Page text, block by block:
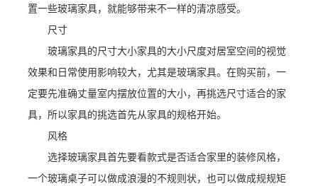
置一些玻璃家具，就能够带来不一样的清凉感受。
尺寸
玻璃家具的尺寸大小家具的大小尺度对居室空间的视觉
效果和日常使用影响较大，尤其是玻璃家具。在购买前，一
定要先准确丈量室内摆放位置的大小，再挑选尺寸适合的家
具，所以家具的挑选首先从家具的规格开始。
风格
选择玻璃家具首先要看款式是否适合家里的装修风格，
一个玻璃桌子可以做成浪漫的不规则状，也可以做成规规矩